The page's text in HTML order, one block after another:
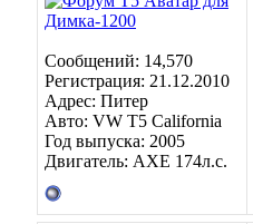
Сообщений: 14,570
Регистрация: 21.12.2010
Адрес: Питер
Авто: VW T5 California
Год выпуска: 2005
Двигатель: AXE 174л.с.